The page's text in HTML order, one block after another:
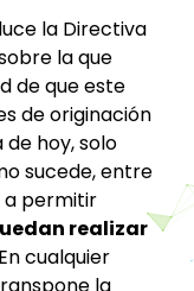
la Directiva
la que
de que este
de originación
de hoy, solo
sucede, entre
a permitir
realizar
cualquier